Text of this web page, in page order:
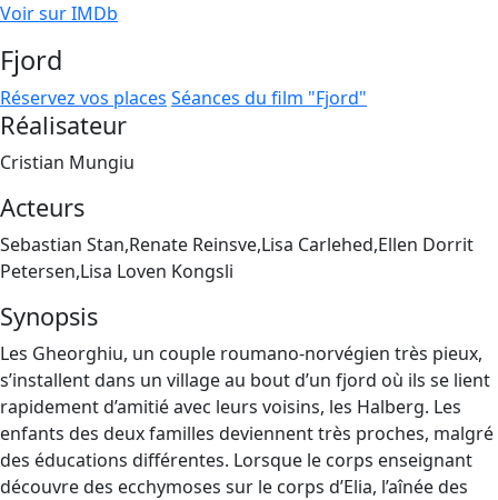
Voir sur IMDb
Fjord
Réservez vos places Séances du film "Fjord"
Réalisateur
Cristian Mungiu
Acteurs
Sebastian Stan,Renate Reinsve,Lisa Carlehed,Ellen Dorrit
Petersen,Lisa Loven Kongsli
Synopsis
Les Gheorghiu, un couple roumano-norvégien très pieux,
s’installent dans un village au bout d’un fjord où ils se lient
rapidement d’amitié avec leurs voisins, les Halberg. Les
enfants des deux familles deviennent très proches, malgré
des éducations différentes. Lorsque le corps enseignant
découvre des ecchymoses sur le corps d’Elia, l’aînée des